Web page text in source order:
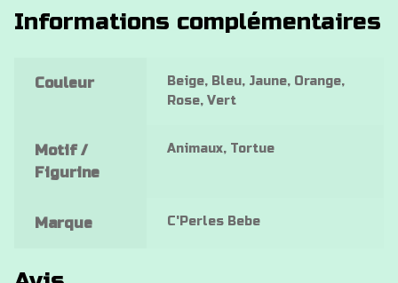
Informations complémentaires
Couleur
Beige, Bleu, Jaune, Orange,
Rose, Vert
Motif /
Figurine
Animaux, Tortue
Marque C'Perles Bebe